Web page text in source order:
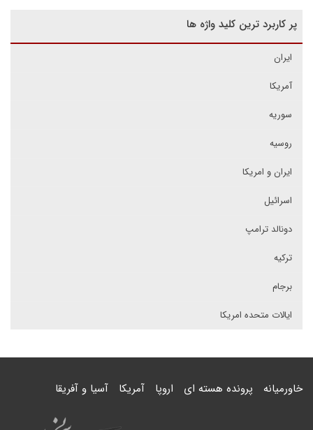
پر کاربرد ترین کلید واژه ها
ایران
آمریکا
سوریه
روسیه
ایران و امریکا
اسرائیل
دونالد ترامپ
ترکیه
برجام
ایالات متحده امریکا
خاورمیانه پرونده هسته ای اروپا آمریکا آسیا و آفریقا